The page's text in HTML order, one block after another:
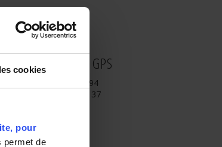
cookies
pour
permet de
COORDONNEES GPS
latitude : -21.372694
longitude : 55.602137